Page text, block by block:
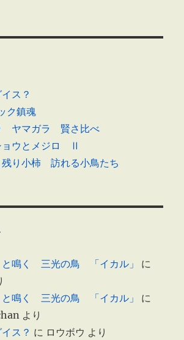
ス？
ク鎮魂
ヤマガラ 賢さ比べ
ョウとメジロ Ⅱ
残り小柿 訪れる小鳥たち
と鳴く 三光の鳥 「イカル」
に
と鳴く 三光の鳥 「イカル」
に
より
ス？ に ロウボウ より